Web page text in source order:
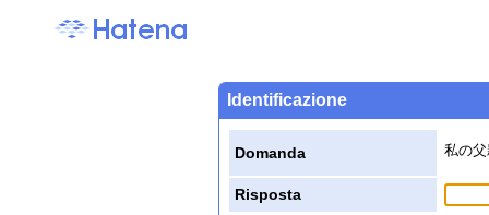
Identificazione
Domanda 私の
Risposta